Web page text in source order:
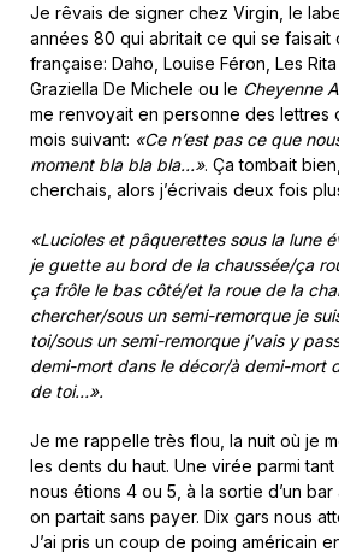
Je rêvais de signer chez Virgin, le
années 80 qui abritait ce qui se faisait
française: Daho, Louise Féron, Les
Graziella De Michele ou le Cheyenne
me renvoyait en personne des lettres
mois suivant: «Ce n’est pas ce que
moment bla bla bla…». Ça tombait
cherchais, alors j’écrivais deux fois
«Lucioles et pâquerettes sous la lune
je guette au bord de la chaussée/ça
ça frôle le bas côté/et la roue de la
chercher/sous un semi-remorque je
toi/sous un semi-remorque j’vais y
demi-mort dans le décor/à demi-mort
de toi…».
Je me rappelle très flou, la nuit où je
les dents du haut. Une virée parmi
nous étions 4 ou 5, à la sortie d’un bar
on partait sans payer. Dix gars nous
J’ai pris un coup de poing américain